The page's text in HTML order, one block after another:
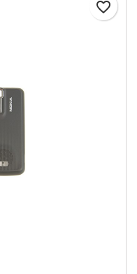
favorite_border